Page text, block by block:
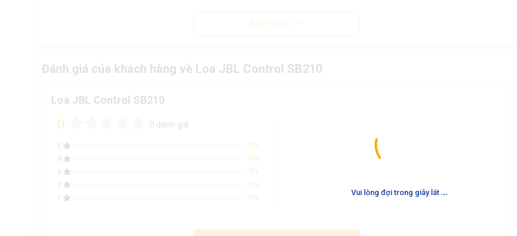
Vui lòng đợi trong giây lát ...
Xem thêm
Đánh giá của khách hàng về Loa JBL Control SB210
Loa JBL Control SB210
0 0 đánh giá
5
0%
4
0%
3
0%
2
0%
1
0%